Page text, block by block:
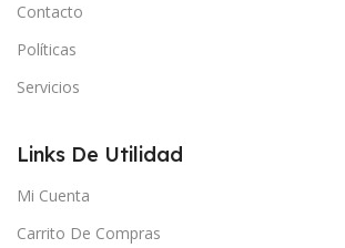
Contacto
Políticas
Servicios
Links De Utilidad
Mi Cuenta
Carrito De Compras